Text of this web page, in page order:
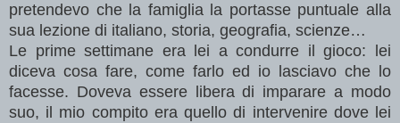
pretendevo che la famiglia la portasse puntuale alla
sua lezione di italiano, storia, geografia, scienze…
Le prime settimane era lei a condurre il gioco: lei
diceva cosa fare, come farlo ed io lasciavo che lo
facesse. Doveva essere libera di imparare a modo
suo, il mio compito era quello di intervenire dove lei